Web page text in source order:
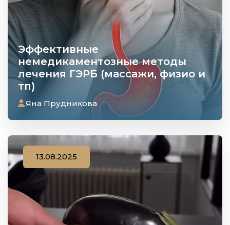
Эффективные
немедикаментозные методы
лечения ГЭРБ (массажи, физио и
тп)
Яна Прудникова
13.08.2025